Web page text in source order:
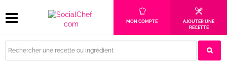
MON COMPTE
AJOUTER UNE
RECETTE